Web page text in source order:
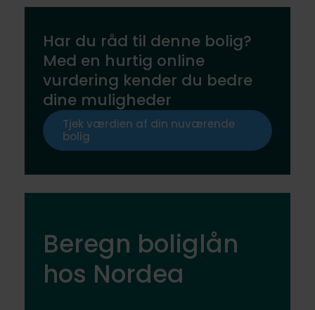
Har du råd til denne bolig?
Med en hurtig online
vurdering kender du bedre
dine muligheder
Tjek værdien af din nuværende
bolig
Beregn boliglån
hos Nordea